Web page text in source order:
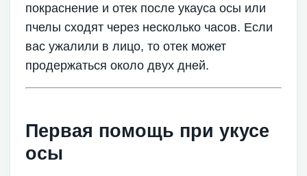
покраснение и отек после укауса осы или
пчелы сходят через несколько часов. Если
вас ужалили в лицо, то отек может
продержаться около двух дней.
Первая помощь при укусе
осы